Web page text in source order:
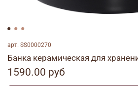
арт. SS0000270
Банка керамическая для
1590.00 руб